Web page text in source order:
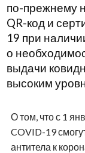
по-прежнему
QR-код и
19 при
о
выдачи
высоким
О том, что с 1
COVID-19
антитела к